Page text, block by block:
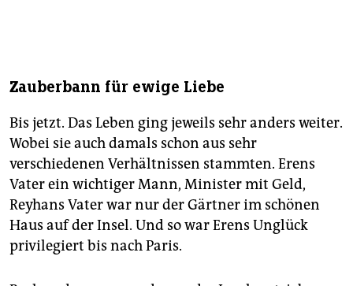
Zauberbann für ewige Liebe
Bis jetzt. Das Leben ging jeweils sehr anders weiter.
Wobei sie auch damals schon aus sehr
verschiedenen Verhältnissen stammten. Erens
Vater ein wichtiger Mann, Minister mit Geld,
Reyhans Vater war nur der Gärtner im schönen
Haus auf der Insel. Und so war Erens Unglück
privilegiert bis nach Paris.